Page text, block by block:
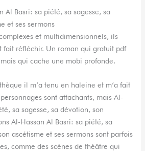
Al Basri: sa piété, sa sagesse, sa
et ses sermons
et multidimensionnels, ils
fait réfléchir. Un roman qui gratuit pdf
qui cache une mobi profonde.
il m’a tenu en haleine et m’a fait
sont attachants, mais Al-
sa sagesse, sa dévotion, son
Al-Hassan Al Basri: sa piété, sa
ascétisme et ses sermons sont parfois
comme des scènes de théâtre qui